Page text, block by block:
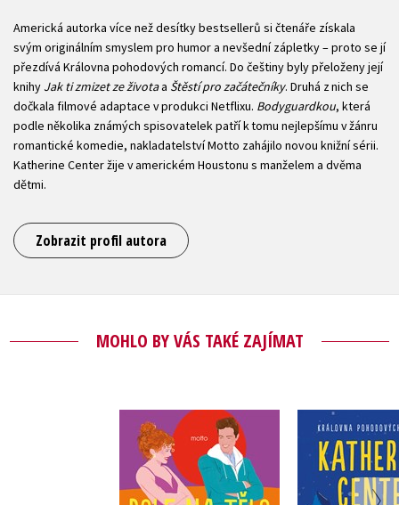
Americká autorka více než desítky bestsellerů si čtenáře získala
svým originálním smyslem pro humor a nevšední zápletky – proto se jí
přezdívá Královna pohodových romancí. Do češtiny byly přeloženy její
knihy Jak ti zmizet ze životaa Štěstí pro začátečníky. Druhá z nich se
dočkala filmové adaptace v produkci Netflixu. Bodyguardkou, která
podle několika známých spisovatelek patří k tomu nejlepšímu v žánru
romantické komedie, nakladatelství Motto zahájilo novou knižní sérii.
Katherine Center žije v americkém Houstonu s manželem a dvěma
dětmi.
Zobrazit profil autora
MOHLO BY VÁS TAKÉ ZAJÍMAT
Role na tělo
Katherine Center
Tvář
Katherine